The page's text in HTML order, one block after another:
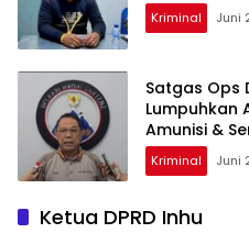
Kriminal Juni
Satgas Ops
Lumpuhkan
Amunisi &
Kriminal Juni
Ketua DPRD Inhu